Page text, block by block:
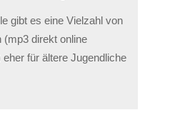
gibt es eine Vielzahl von
(mp3 direkt online
für ältere Jugendliche